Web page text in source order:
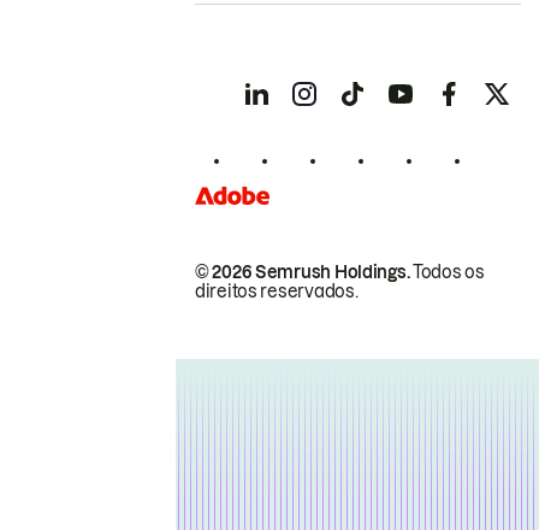
© 2026 Semrush Holdings.Todos os
direitos reservados.